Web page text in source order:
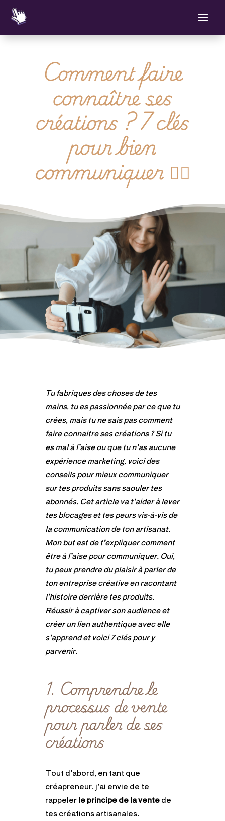
Comment faire
connaître ses
créations ? 7 clés
pour bien
communiquer 👌🏻
Tu fabriques des choses de tes
mains, tu es passionnée par ce que tu
crées, mais tu ne sais pas comment
faire connaitre ses créations ? Si tu
es mal à l’aise ou que tu n’as aucune
expérience marketing, voici des
conseils pour mieux communiquer
sur tes produits sans saouler tes
abonnés. Cet article va t’aider à lever
tes blocages et tes peurs vis-à-vis de
la communication de ton artisanat.
Mon but est de t’expliquer comment
être à l’aise pour communiquer. Oui,
tu peux prendre du plaisir à parler de
ton entreprise créative en racontant
l’histoire derrière tes produits.
Réussir à captiver son audience et
créer un lien authentique avec elle
s’apprend et voici 7 clés pour y
parvenir.
1. Comprendre le
processus de vente
pour parler de ses
créations
Tout d’abord, en tant que
créapreneur, j’ai envie de te
rappelerle principe de la ventede
tes créations artisanales.